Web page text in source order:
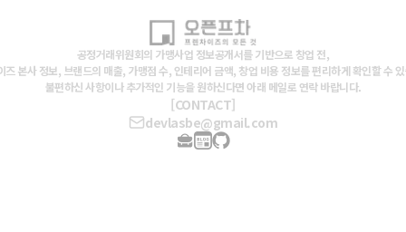
공정거래위원회의 가맹사업 정보공개서를 기반으로 창업 전,
즈 본사 정보, 브랜드의 매출, 가맹점 수, 인테리어 금액, 창업 비용 정보를 편리하게 확인할 수
불편하신 사항이나 추가적인 기능을 원하신다면 아래 메일로 연락 바랍니다.
[CONTACT]
devlasbe@gmail.com